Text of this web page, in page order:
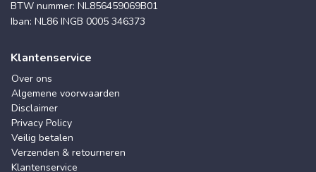
BTW nummer: NL856459069B01
Iban: NL86 INGB 0005 346373
Klantenservice
Over ons
Algemene voorwaarden
Disclaimer
Privacy Policy
Veilig betalen
Verzenden & retourneren
Klantenservice